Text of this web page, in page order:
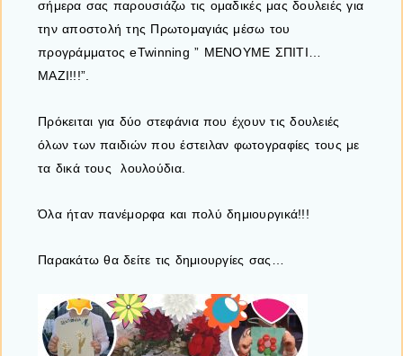
σήμερα σας παρουσιάζω τις ομαδικές μας δουλειές για
την αποστολή της Πρωτομαγιάς μέσω του
προγράμματος eTwinning ” ΜΕΝΟΥΜΕ ΣΠΙΤΙ…
ΜΑΖΙ!!!”.
Πρόκειται για δύο στεφάνια που έχουν τις δουλειές
όλων των παιδιών που έστειλαν φωτογραφίες τους με
τα δικά τους λουλούδια.
Όλα ήταν πανέμορφα και πολύ δημιουργικά!!!
Παρακάτω θα δείτε τις δημιουργίες σας…